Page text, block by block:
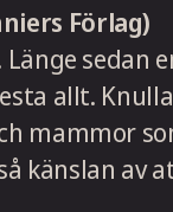
Förlag)
sedan
allt.
mammor
känslan av